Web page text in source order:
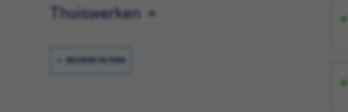
Thuiswerken
HELDERE FILTERS